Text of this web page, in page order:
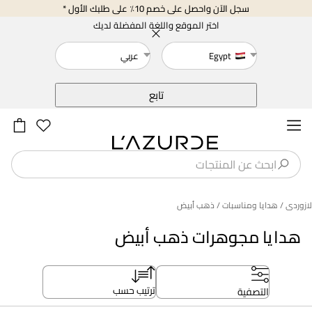
سجل الآن واحصل على خصم 10٪ على طلبك الأول *
اختر الموقع واللغة المفضلة لديك
Egypt
عربي
تابع
هدايا مجوهرات ذهب أبيض
لازوردى/ هدايا ومناسبات/ ذهب أبيض
التصفية ترتيب حسب